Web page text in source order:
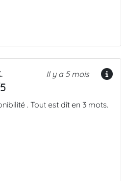
Il y a 5 mois
. Tout est dît en 3 mots.